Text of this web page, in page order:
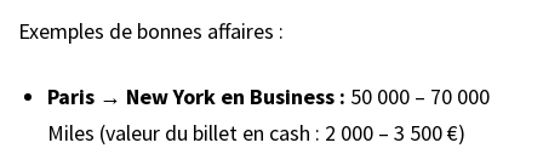
Exemples de bonnes affaires :
Paris → New York en Business : 50 000 – 70 000
Miles (valeur du billet en cash : 2 000 – 3 500 €)